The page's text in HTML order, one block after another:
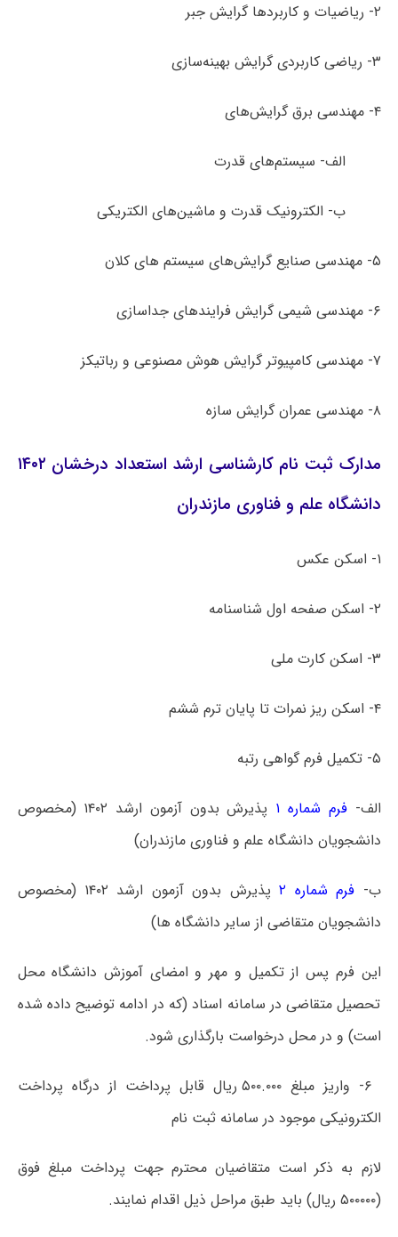
۲- ریاضیات و کاربردها گرایش جبر
۳- ریاضی کاربردی گرایش بهینه‌سازی
۴- مهندسی برق گرایش‌های
الف- سیستم‌های قدرت
ب- الکترونیک قدرت و ماشین‌های الکتریکی
۵- مهندسی صنایع گرایش‌های سیستم های کلان
۶- مهندسی شیمی گرایش فرایندهای جداسازی
۷- مهندسی کامپیوتر گرایش هوش مصنوعی و رباتیکز
۸- مهندسی عمران گرایش سازه
مدارک ثبت نام کارشناسی ارشد استعداد درخشان ۱۴۰۲
دانشگاه علم و فناوری مازندران
۱- اسکن عکس
۲- اسکن صفحه اول شناسنامه
۳- اسکن کارت ملی
۴- اسکن ریز نمرات تا پایان ترم ششم
۵- تکمیل فرم گواهی رتبه
الف-فرم شماره ۱
پذیرش بدون آزمون ارشد ۱۴۰۲ (مخصوص
دانشجویان دانشگاه علم و فناوری مازندران)
ب- فرم شماره ۲
پذیرش بدون آزمون ارشد ۱۴۰۲ (مخصوص
دانشجویان متقاضی از سایر دانشگاه ها)
این فرم پس از تکمیل و مهر و امضای آموزش دانشگاه محل
تحصیل متقاضی در سامانه اسناد (که در ادامه توضیح داده شده
است) و در محل درخواست بارگذاری شود.
۶- واریز مبلغ ۵۰۰.۰۰۰ ریال قابل پرداخت از درگاه پرداخت
الکترونیکی موجود در سامانه ثبت نام
لازم به ذکر است متقاضیان محترم جهت پرداخت مبلغ فوق
(۵۰۰۰۰۰ ریال) باید طبق مراحل ذیل اقدام نمایند.